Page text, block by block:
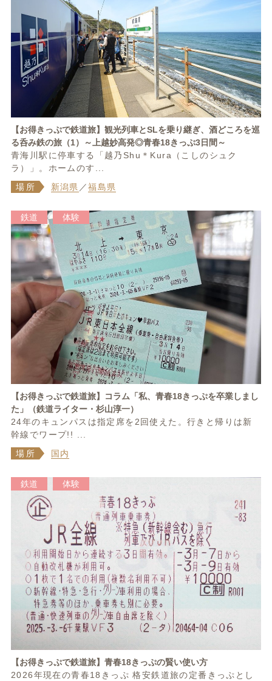
【お得きっぷで鉄道旅】観光列車とSLを乗り継ぎ、酒どころを巡
る呑み鉄の旅（1）～上越妙高発◎青春18きっぷ3日間～
青海川駅に停車する「越乃Shu＊Kura（こしのシュク
ラ）」。ホームのす...
場所
新潟県 ／福島県
鉄道 体験
【お得きっぷで鉄道旅】コラム「私、青春18きっぷを卒業しまし
た」（鉄道ライター・杉山淳一）
24年のキュンパスは指定席を2回使えた。行きと帰りは新
幹線でワープ!! ...
場所
国内
鉄道 体験
【お得きっぷで鉄道旅】青春18きっぷの賢い使い方
2026年現在の青春18きっぷ 格安鉄道旅の定番きっぷとし